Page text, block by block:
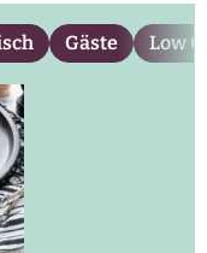
Gäste Low